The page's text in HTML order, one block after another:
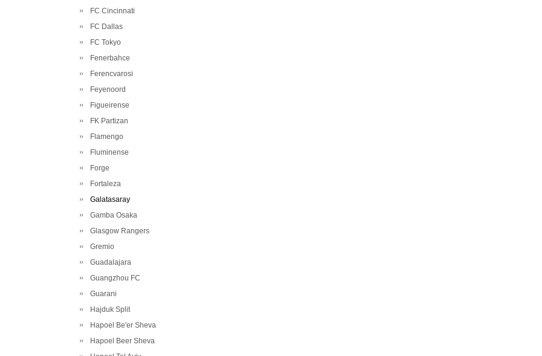
FC Cincinnati
FC Dallas
FC Tokyo
Fenerbahce
Ferencvarosi
Feyenoord
Figueirense
FK Partizan
Flamengo
Fluminense
Forge
Fortaleza
Galatasaray
Gamba Osaka
Glasgow Rangers
Gremio
Guadalajara
Guangzhou FC
Guarani
Hajduk Split
Hapoel Be'er Sheva
Hapoel Beer Sheva